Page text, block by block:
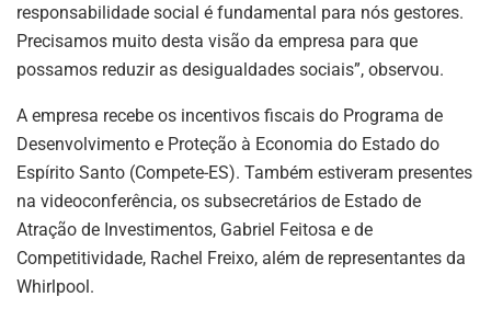
responsabilidade social é fundamental para nós gestores.
Precisamos muito desta visão da empresa para que
possamos reduzir as desigualdades sociais”, observou.
A empresa recebe os incentivos fiscais do Programa de
Desenvolvimento e Proteção à Economia do Estado do
Espírito Santo (Compete-ES). Também estiveram presentes
na videoconferência, os subsecretários de Estado de
Atração de Investimentos, Gabriel Feitosa e de
Competitividade, Rachel Freixo, além de representantes da
Whirlpool.